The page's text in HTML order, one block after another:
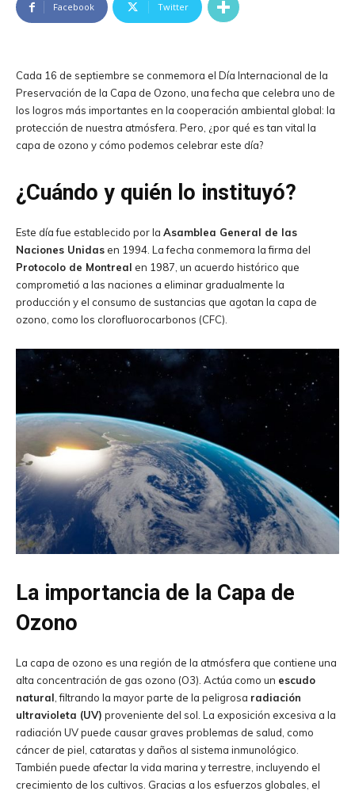
Facebook Twitter
Cada 16 de septiembre se conmemora el Día Internacional de la
Preservación de la Capa de Ozono, una fecha que celebra uno de
los logros más importantes en la cooperación ambiental global: la
protección de nuestra atmósfera. Pero, ¿por qué es tan vital la
capa de ozono y cómo podemos celebrar este día?
¿Cuándo y quién lo instituyó?
Este día fue establecido por la Asamblea General de las
Naciones Unidas en 1994. La fecha conmemora la firma del
Protocolo de Montreal en 1987, un acuerdo histórico que
comprometió a las naciones a eliminar gradualmente la
producción y el consumo de sustancias que agotan la capa de
ozono, como los clorofluorocarbonos (CFC).
La importancia de la Capa de
Ozono
La capa de ozono es una región de la atmósfera que contiene una
alta concentración de gas ozono (O3​). Actúa como un escudo
natural, filtrando la mayor parte de la peligrosa radiación
ultravioleta (UV) proveniente del sol. La exposición excesiva a la
radiación UV puede causar graves problemas de salud, como
cáncer de piel, cataratas y daños al sistema inmunológico.
También puede afectar la vida marina y terrestre, incluyendo el
crecimiento de los cultivos. Gracias a los esfuerzos globales, el